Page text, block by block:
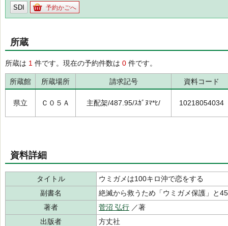
SDI 予約かごへ
所蔵
所蔵は 1 件です。現在の予約件数は 0 件です。
所蔵館 所蔵場所 請求記号 資料コード
県立 Ｃ０５Ａ 主配架/487.95/ｽｶﾞﾇﾏ*ﾋ/ 10218054034
資料詳細
タイトル
ウミガメは100キロ沖で恋をする
副書名
絶滅から救うため「ウミガメ保護」と
著者
菅沼 弘行 ／著
出版者
方丈社